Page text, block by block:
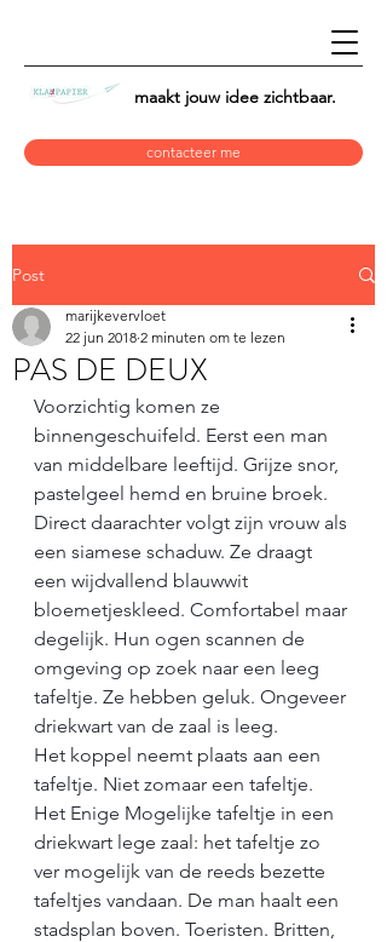
maakt jouw idee zichtbaar.
contacteer me
Post
PAS DE DEUX
marijkevervloet
22 jun 2018 2 minuten om te lezen
Voorzichtig komen ze
binnengeschuifeld. Eerst een man
van middelbare leeftijd. Grijze snor,
pastelgeel hemd en bruine broek.
Direct daarachter volgt zijn vrouw als
een siamese schaduw. Ze draagt
een wijdvallend blauwwit
bloemetjeskleed. Comfortabel maar
degelijk. Hun ogen scannen de
omgeving op zoek naar een leeg
tafeltje. Ze hebben geluk. Ongeveer
driekwart van de zaal is leeg.
Het koppel neemt plaats aan een
tafeltje. Niet zomaar een tafeltje.
Het Enige Mogelijke tafeltje in een
driekwart lege zaal: het tafeltje zo
ver mogelijk van de reeds bezette
tafeltjes vandaan. De man haalt een
stadsplan boven. Toeristen. Britten,